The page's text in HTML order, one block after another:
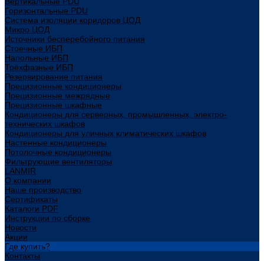
Горизонтальные PDU
Система изоляции коридоров ЦОД
Микро ЦОД
Источники бесперебойного питания
Стоечные ИБП
Напольные ИБП
Трёхфазные ИБП
Резервирование питания
Прецизионные кондиционеры
Прецизионные межрядные
Прецизионные шкафные
Кондиционеры для серверных, промышленных, электро-
технических шкафов
Кондиционеры для уличных климатических шкафов
Настенные кондиционеры
Потолочные кондиционеры
Фильтрующие вентиляторы
LANMIR
О компании
Наше производство
Сертификаты
Каталоги PDF
Инструкции по сборке
Новости
Акции
Где купить?
Контакты